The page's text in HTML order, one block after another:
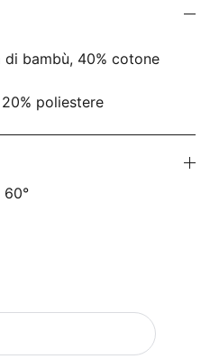
bambù, 40% cotone
poliestere